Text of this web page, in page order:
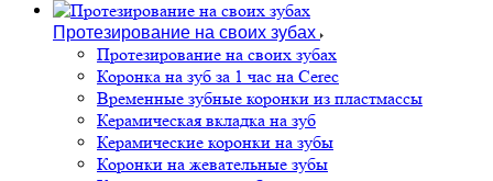
Протезирование на своих зубах
Протезирование на своих зубах
Коронка на зуб за 1 час на Cerec
Временные зубные коронки из пластмассы
Керамическая вкладка на зуб
Керамические коронки на зубы
Коронки на жевательные зубы